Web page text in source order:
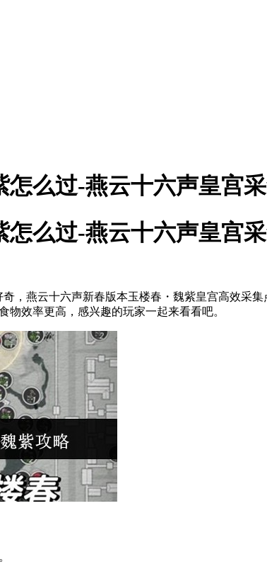
么过-燕云十六声皇宫
么过-燕云十六声皇宫
燕云十六声新春版本玉楼春・魏紫皇宫高效采集
效率更高，感兴趣的玩家一起来看看吧。